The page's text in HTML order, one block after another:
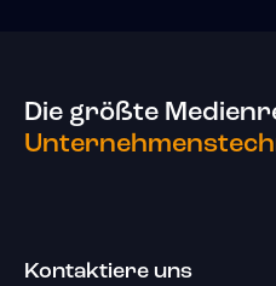
Die größte
Kontaktiere uns